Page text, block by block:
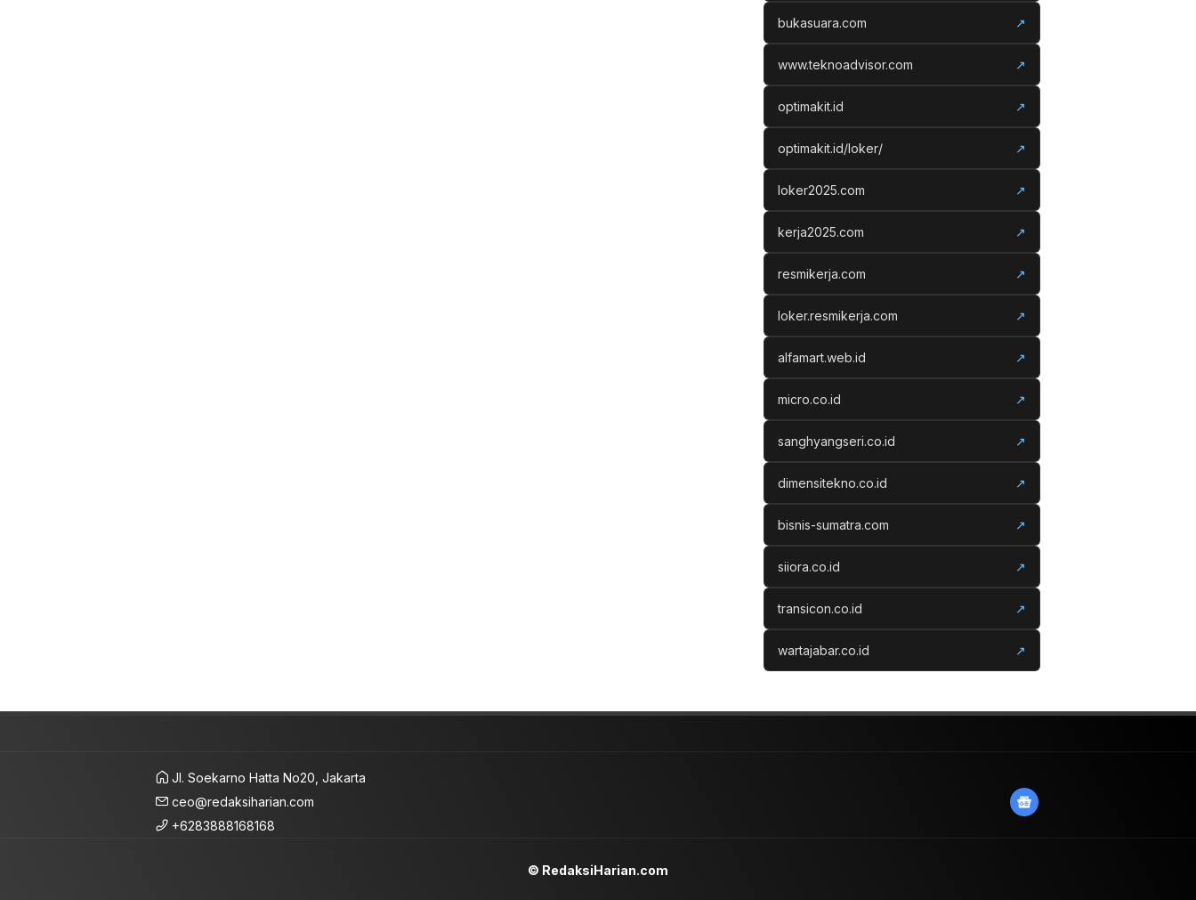
bukasuara.com ↗
www.teknoadvisor.com ↗
optimakit.id ↗
optimakit.id/loker/ ↗
loker2025.com ↗
kerja2025.com ↗
resmikerja.com ↗
loker.resmikerja.com ↗
alfamart.web.id ↗
micro.co.id ↗
sanghyangseri.co.id ↗
dimensitekno.co.id ↗
bisnis-sumatra.com ↗
siiora.co.id ↗
transicon.co.id ↗
wartajabar.co.id ↗
Jl. Soekarno Hatta No20, Jakarta
ceo@redaksiharian.com
+6283888168168
© RedaksiHarian.com